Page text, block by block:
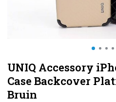
UNIQ Accessory
Case Backcover
Bruin